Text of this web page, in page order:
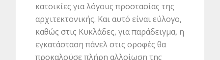
κατοικίες για λόγους προστασίας της
αρχιτεκτονικής. Και αυτό είναι εύλογο,
καθώς στις Κυκλάδες, για παράδειγμα, η
εγκατάσταση πάνελ στις οροφές θα
προκαλούσε πλήρη αλλοίωση της